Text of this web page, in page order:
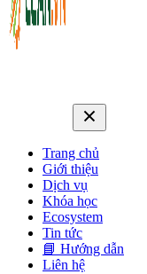
Trang chủ
Giới thiệu
Dịch vụ
Khóa học
Ecosystem
Tin tức
📘 Hướng dẫn
Liên hệ